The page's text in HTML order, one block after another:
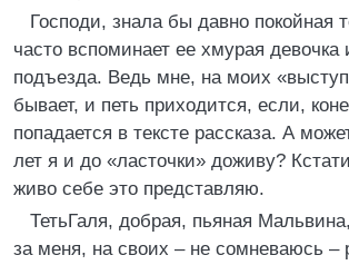
Господи, знала бы давно покойная
часто вспоминает ее хмурая девочка
подъезда. Ведь мне, на моих
бывает, и петь приходится, если,
попадается в тексте рассказа. А
лет я и до «ласточки» доживу?
живо себе это представляю.
ТетьГаля, добрая, пьяная
за меня, на своих – не сомневаюсь –